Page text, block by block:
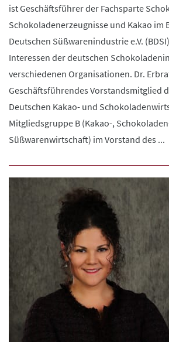
ist Geschäftsführer der Fachsparte
Schokoladenerzeugnisse und Kakao im
Deutschen Süßwarenindustrie e.V.
Interessen der deutschen
verschiedenen Organisationen. Dr.
Geschäftsführendes Vorstandsmitglied
Deutschen Kakao- und
Mitgliedsgruppe B (Kakao-,
Süßwarenwirtschaft) im Vorstand des ...